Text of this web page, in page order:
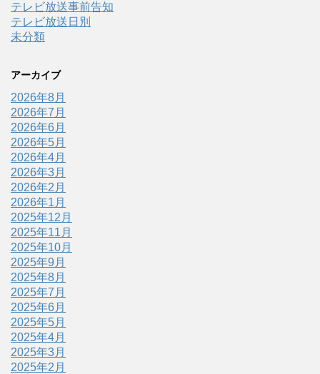
テレビ放送事前告知
テレビ放送日別
未分類
アーカイブ
2026年8月
2026年7月
2026年6月
2026年5月
2026年4月
2026年3月
2026年2月
2026年1月
2025年12月
2025年11月
2025年10月
2025年9月
2025年8月
2025年7月
2025年6月
2025年5月
2025年4月
2025年3月
2025年2月